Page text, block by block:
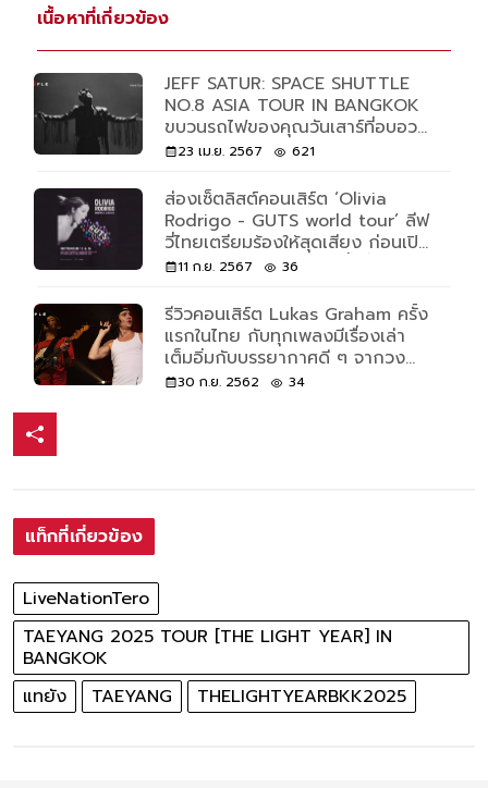
เนื้อหาที่เกี่ยวข้อง
JEFF SATUR: SPACE SHUTTLE
NO.8 ASIA TOUR IN BANGKOK
ขบวนรถไฟของคุณวันเสาร์ที่อบอวล
ด้วยเสียงเพลง คำปลอบโยน และ
23 เม.ย. 2567 621
ส่องเซ็ตลิสต์คอนเสิร์ต ‘Olivia
Rodrigo - GUTS world tour’ ลีฟ
วี่ไทยเตรียมร้องให้สุดเสียง ก่อนเปิด
เอเชียทัวร์ 15 - 16 ก.ย. นี้ ที่อิมแพ็ค
11 ก.ย. 2567 36
รีวิวคอนเสิร์ต Lukas Graham ครั้ง
แรกในไทย กับทุกเพลงมีเรื่องเล่า
เต็มอิ่มกับบรรยากาศดี ๆ จากวง
ดนตรีสุดรักครอบครัว
30 ก.ย. 2562 34
แท็กที่เกี่ยวข้อง
LiveNationTero
TAEYANG 2025 TOUR [THE LIGHT YEAR] IN
BANGKOK
แทยัง
TAEYANG THELIGHTYEARBKK2025